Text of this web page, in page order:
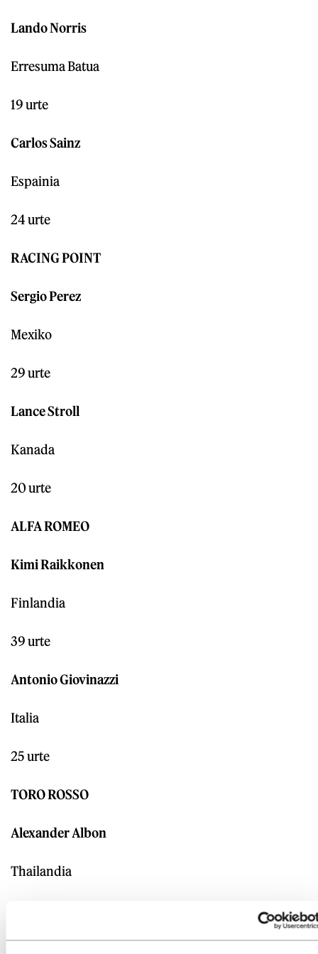
Lando Norris
Erresuma Batua
19 urte
Carlos Sainz
Espainia
24 urte
RACING POINT
Sergio Perez
Mexiko
29 urte
Lance Stroll
Kanada
20 urte
ALFA ROMEO
Kimi Raikkonen
Finlandia
39 urte
Antonio Giovinazzi
Italia
25 urte
TORO ROSSO
Alexander Albon
Thailandia